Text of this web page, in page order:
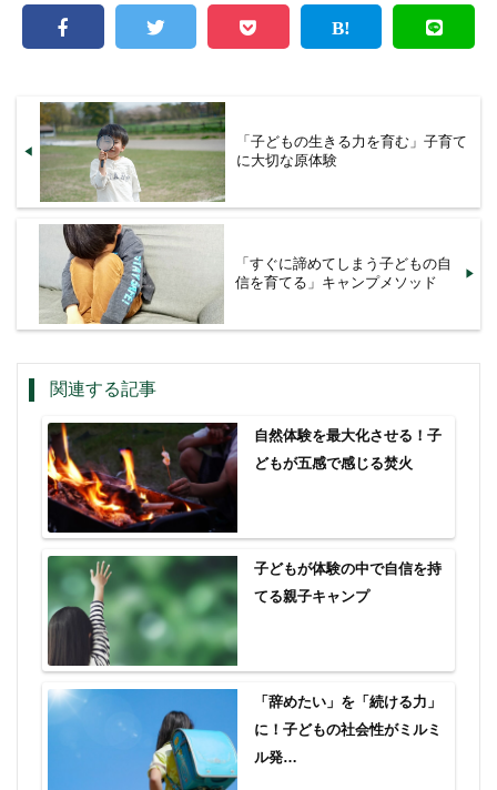
「子どもの生きる力を育む」子育て
に大切な原体験
「すぐに諦めてしまう子どもの自
信を育てる」キャンプメソッド
関連する記事
自然体験を最大化させる！子
どもが五感で感じる焚火
子どもが体験の中で自信を持
てる親子キャンプ
「辞めたい」を「続ける力」
に！子どもの社会性がミルミ
ル発…